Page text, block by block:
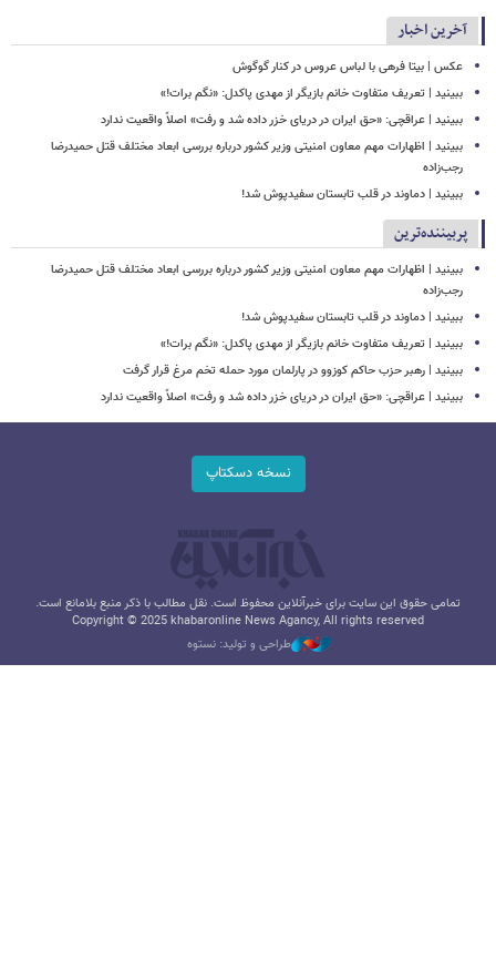
آخرین اخبار
عکس | بیتا فرهی با لباس عروس در کنار گوگوش
ببینید | تعریف متفاوت خانم بازیگر از مهدی پاکدل: «نگم برات!»
ببینید | عراقچی: «حق ایران در دریای خزر داده شد و رفت» اصلاً واقعیت ندارد
ببینید | اظهارات مهم معاون امنیتی وزیر کشور درباره بررسی ابعاد مختلف قتل حمیدرضا
رجب‌زاده
ببینید | دماوند در قلب تابستان سفیدپوش شد!
پربیننده‌ترین
ببینید | اظهارات مهم معاون امنیتی وزیر کشور درباره بررسی ابعاد مختلف قتل حمیدرضا
رجب‌زاده
ببینید | دماوند در قلب تابستان سفیدپوش شد!
ببینید | تعریف متفاوت خانم بازیگر از مهدی پاکدل: «نگم برات!»
ببینید | رهبر حزب حاکم کوزوو در پارلمان مورد حمله تخم مرغ قرار گرفت
ببینید | عراقچی: «حق ایران در دریای خزر داده شد و رفت» اصلاً واقعیت ندارد
نسخه دسکتاپ
تمامی حقوق این سایت برای خبرآنلاین محفوظ است. نقل مطالب با ذکر منبع بلامانع است.
Copyright © 2025 khabaronline News Agancy, All rights reserved
طراحی و تولید: نستوه